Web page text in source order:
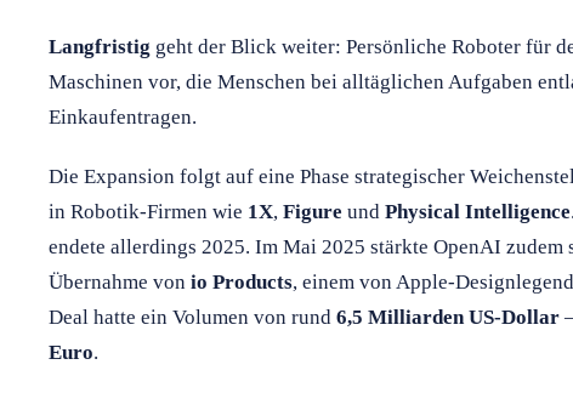
Langfristig geht der Blick weiter: Persönliche Roboter für
Maschinen vor, die Menschen bei alltäglichen Aufgaben
Einkaufentragen.
Die Expansion folgt auf eine Phase strategischer
in Robotik-Firmen wie 1X, Figure und Physical Intelligence
endete allerdings 2025. Im Mai 2025 stärkte OpenAI zudem
Übernahme von io Products, einem von Apple-
Deal hatte ein Volumen von rund 6,5 Milliarden US-Dollar
Euro.